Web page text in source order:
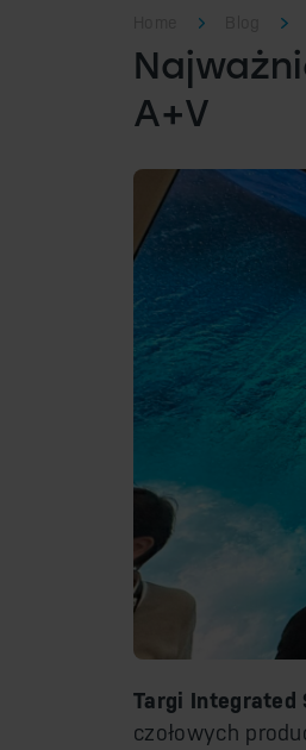
A+V
Targi Integrated
czołowych